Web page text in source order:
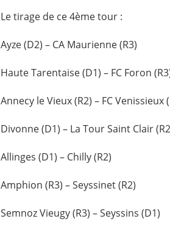
Le tirage de ce 4ème tour :
Ayze (D2) – CA Maurienne (R3)
Haute Tarentaise (D1) – FC Foron
Annecy le Vieux (R2) – FC Venissieux
Divonne (D1) – La Tour Saint Clair
Allinges (D1) – Chilly (R2)
Amphion (R3) – Seyssinet (R2)
Semnoz Vieugy (R3) – Seyssins (D1)